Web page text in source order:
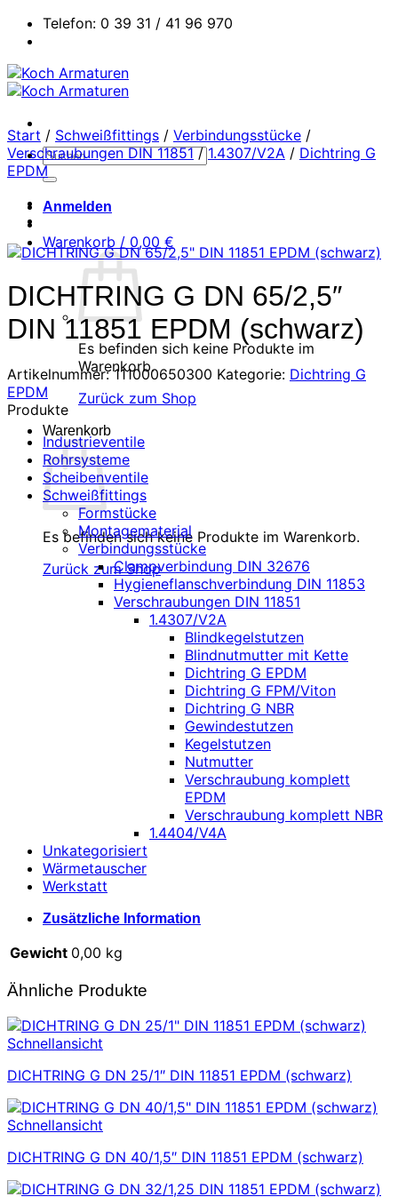
Zum
Inhalt
Telefon: 0 39 31 / 41 96 970
Suchen
nach:
Anmelden
Warenkorb / 0,00 €
Es befinden sich keine Produkte im
Warenkorb.
Zurück zum Shop
Warenkorb
Es befinden sich keine Produkte im Warenkorb.
Zurück zum Shop
Start / Schweißfittings / Verbindungsstücke /
Verschraubungen DIN 11851 / 1.4307/V2A / Dichtring G
EPDM
DICHTRING G DN 65/2,5″
DIN 11851 EPDM (schwarz)
Artikelnummer:111000650300 Kategorie: Dichtring G
EPDM
Produkte
Industrieventile
Rohrsysteme
Scheibenventile
Schweißfittings
Formstücke
Montagematerial
Verbindungsstücke
Clampverbindung DIN 32676
Hygieneflanschverbindung DIN 11853
Verschraubungen DIN 11851
1.4307/V2A
Blindkegelstutzen
Blindnutmutter mit Kette
Dichtring G EPDM
Dichtring G FPM/Viton
Dichtring G NBR
Gewindestutzen
Kegelstutzen
Nutmutter
Verschraubung komplett
EPDM
Verschraubung komplett NBR
1.4404/V4A
Unkategorisiert
Wärmetauscher
Werkstatt
Zusätzliche Information
Gewicht 0,00 kg
Ähnliche Produkte
Schnellansicht
DICHTRING G DN 25/1″ DIN 11851 EPDM (schwarz)
Schnellansicht
DICHTRING G DN 40/1,5″ DIN 11851 EPDM (schwarz)